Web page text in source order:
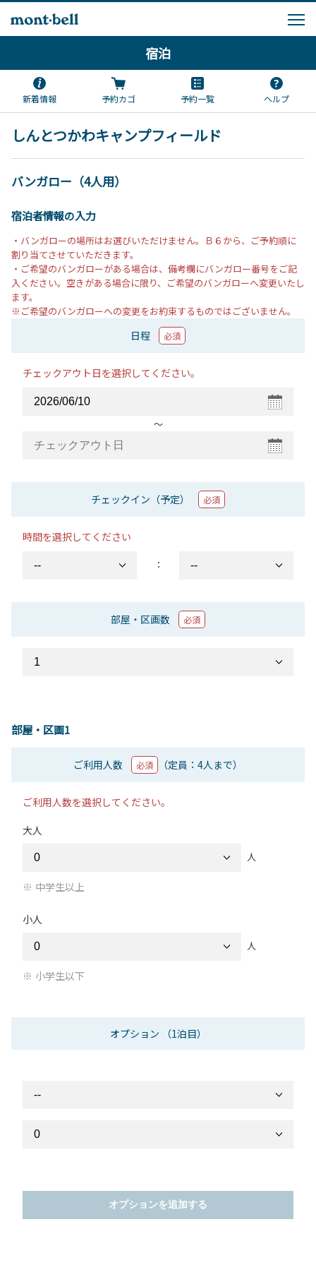
宿泊
新着情報 予約カゴ 予約一覧 ヘルプ
しんとつかわキャンプフィールド
バンガロー（4人用）
宿泊者情報の入力
・バンガローの場所はお選びいただけません。Ｂ６から、ご予約順に
割り当てさせていただきます。
・ご希望のバンガローがある場合は、備考欄にバンガロー番号をご記
入ください。空きがある場合に限り、ご希望のバンガローへ変更いたし
ます。
※ご希望のバンガローへの変更をお約束するものではございません。
日程 必須
チェックアウト日を選択してください。
〜
チェックイン（予定） 必須
時間を選択してください
：
部屋・区画数 必須
部屋・区画1
ご利用人数 必須 （定員：4人まで）
ご利用人数を選択してください。
大人
人
中学生以上
小人
人
小学生以下
オプション （1泊目）
オプションを追加する